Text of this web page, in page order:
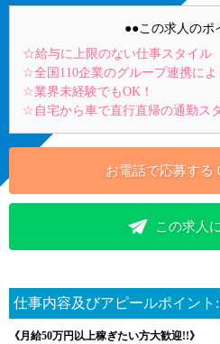
●●この求人のポ
☆給与に上限のない仕事スタイル
☆全国110企業のグループ連携によ
☆業界未経験でもOK！
☆自宅から車で直行直帰の通勤ス
お電話で応募する
この求人
仕事内容及びアピールポイント:
《月給50万円以上稼ぎたい方大歓迎!!》